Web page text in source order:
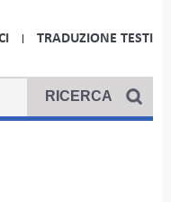
TRADUZIONE TESTI